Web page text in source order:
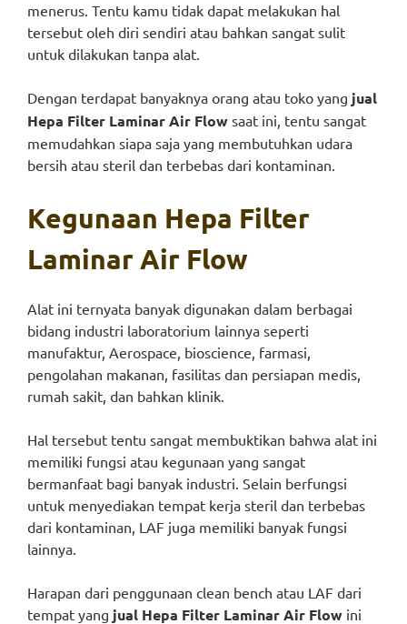
menerus. Tentu kamu tidak dapat melakukan hal
tersebut oleh diri sendiri atau bahkan sangat sulit
untuk dilakukan tanpa alat.
Dengan terdapat banyaknya orang atau toko yang jual
Hepa Filter Laminar Air Flow saat ini, tentu sangat
memudahkan siapa saja yang membutuhkan udara
bersih atau steril dan terbebas dari kontaminan.
Kegunaan Hepa Filter
Laminar Air Flow
Alat ini ternyata banyak digunakan dalam berbagai
bidang industri laboratorium lainnya seperti
manufaktur, Aerospace, bioscience, farmasi,
pengolahan makanan, fasilitas dan persiapan medis,
rumah sakit, dan bahkan klinik.
Hal tersebut tentu sangat membuktikan bahwa alat ini
memiliki fungsi atau kegunaan yang sangat
bermanfaat bagi banyak industri. Selain berfungsi
untuk menyediakan tempat kerja steril dan terbebas
dari kontaminan, LAF juga memiliki banyak fungsi
lainnya.
Harapan dari penggunaan clean bench atau LAF dari
tempat yang jual Hepa Filter Laminar Air Flow ini